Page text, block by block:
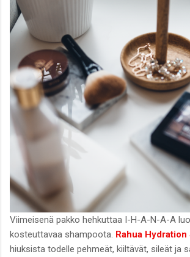
Viimeisenä pakko hehkuttaa I-H-A-N-A-A
kosteuttavaa shampoota. Rahua
hiuksista todelle pehmeät, kiiltävät, sileät ja